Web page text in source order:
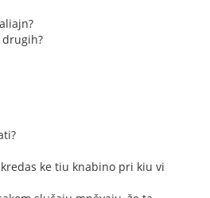
drugih?
ke tiu knabino pri kiu vi